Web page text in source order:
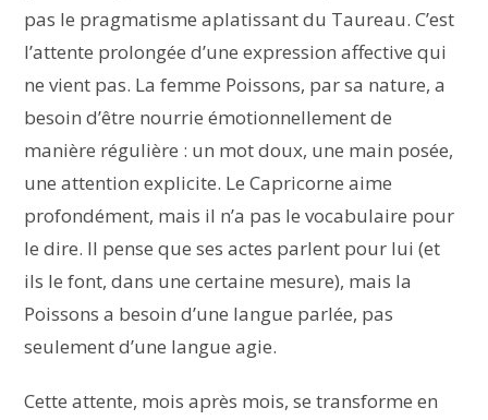
pas le pragmatisme aplatissant du Taureau. C’est
l’attente prolongée d’une expression affective qui
ne vient pas. La femme Poissons, par sa nature, a
besoin d’être nourrie émotionnellement de
manière régulière : un mot doux, une main posée,
une attention explicite. Le Capricorne aime
profondément, mais il n’a pas le vocabulaire pour
le dire. Il pense que ses actes parlent pour lui (et
ils le font, dans une certaine mesure), mais la
Poissons a besoin d’une langue parlée, pas
seulement d’une langue agie.
Cette attente, mois après mois, se transforme en